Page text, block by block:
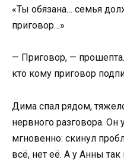
«Ты обязана… семья
приговор…»
— Приговор, —
кто кому приговор
Дима спал рядом,
нервного разговора. Он
мгновенно: скинул
всё, нет её. А у Анны так